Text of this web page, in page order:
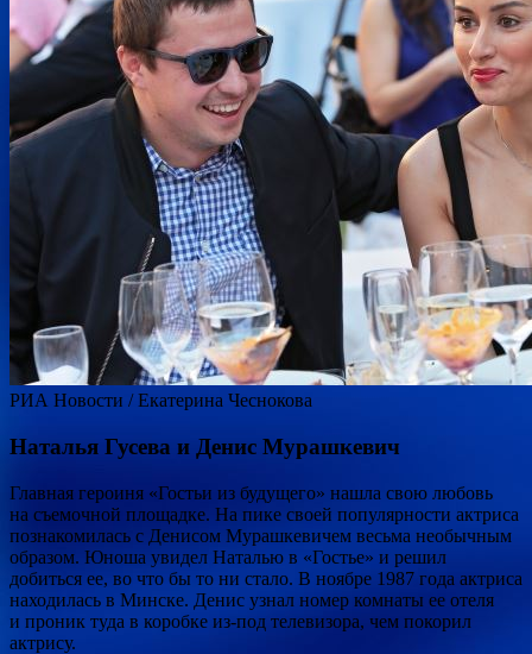
РИА Новости / Екатерина Чеснокова
Наталья Гусева и Денис Мурашкевич
Главная героиня «Гостьи из будущего» нашла свою любовь
на съемочной площадке. На пике своей популярности актриса
познакомилась с Денисом Мурашкевичем весьма необычным
образом. Юноша увидел Наталью в «Гостье» и решил
добиться ее, во что бы то ни стало. В ноябре 1987 года актриса
находилась в Минске. Денис узнал номер комнаты ее отеля
и проник туда в коробке из-под телевизора, чем покорил
актрису.